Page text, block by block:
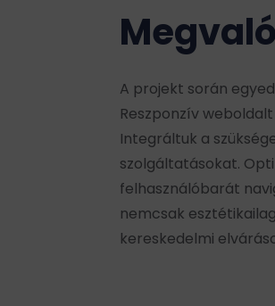
A projekt során
Reszponzív
Integráltuk a
szolgáltatásokat.
felhasználóbarát
nemcsak
kereskedelmi